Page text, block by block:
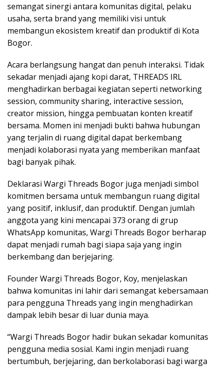
semangat sinergi antara komunitas digital, pelaku
usaha, serta brand yang memiliki visi untuk
membangun ekosistem kreatif dan produktif di Kota
Bogor.
Acara berlangsung hangat dan penuh interaksi. Tidak
sekadar menjadi ajang kopi darat, THREADS IRL
menghadirkan berbagai kegiatan seperti networking
session, community sharing, interactive session,
creator mission, hingga pembuatan konten kreatif
bersama. Momen ini menjadi bukti bahwa hubungan
yang terjalin di ruang digital dapat berkembang
menjadi kolaborasi nyata yang memberikan manfaat
bagi banyak pihak.
Deklarasi Wargi Threads Bogor juga menjadi simbol
komitmen bersama untuk membangun ruang digital
yang positif, inklusif, dan produktif. Dengan jumlah
anggota yang kini mencapai 373 orang di grup
WhatsApp komunitas, Wargi Threads Bogor berharap
dapat menjadi rumah bagi siapa saja yang ingin
berkembang dan berjejaring.
Founder Wargi Threads Bogor, Koy, menjelaskan
bahwa komunitas ini lahir dari semangat kebersamaan
para pengguna Threads yang ingin menghadirkan
dampak lebih besar di luar dunia maya.
“Wargi Threads Bogor hadir bukan sekadar komunitas
pengguna media sosial. Kami ingin menjadi ruang
bertumbuh, berjejaring, dan berkolaborasi bagi warga